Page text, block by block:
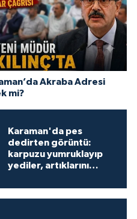
Akraba Adresi
mi?
Karaman'da pes
dedirten görüntü:
karpuzu yumruklayıp
yediler, artıklarını